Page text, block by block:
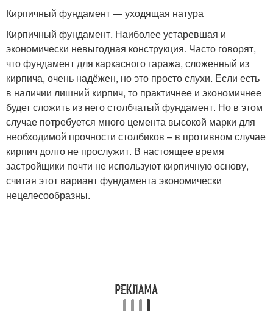
Кирпичный фундамент — уходящая натура
Кирпичный фундамент. Наиболее устаревшая и
экономически невыгодная конструкция. Часто говорят,
что фундамент для каркасного гаража, сложенный из
кирпича, очень надёжен, но это просто слухи. Если есть
в наличии лишний кирпич, то практичнее и экономичнее
будет сложить из него столбчатый фундамент. Но в этом
случае потребуется много цемента высокой марки для
необходимой прочности столбиков – в противном случае
кирпич долго не прослужит. В настоящее время
застройщики почти не используют кирпичную основу,
считая этот вариант фундамента экономически
нецелесообразны.